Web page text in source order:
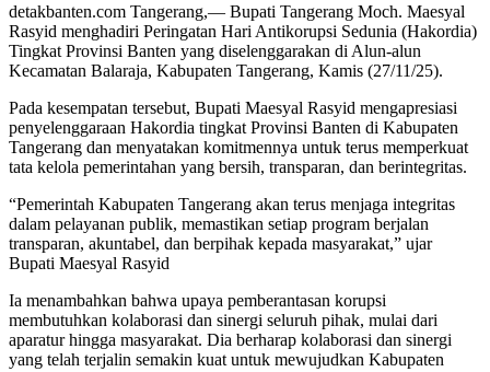
detakbanten.com Tangerang,— Bupati Tangerang Moch. Maesyal
Rasyid menghadiri Peringatan Hari Antikorupsi Sedunia (Hakordia)
Tingkat Provinsi Banten yang diselenggarakan di Alun-alun
Kecamatan Balaraja, Kabupaten Tangerang, Kamis (27/11/25).
Pada kesempatan tersebut, Bupati Maesyal Rasyid mengapresiasi
penyelenggaraan Hakordia tingkat Provinsi Banten di Kabupaten
Tangerang dan menyatakan komitmennya untuk terus memperkuat
tata kelola pemerintahan yang bersih, transparan, dan berintegritas.
“Pemerintah Kabupaten Tangerang akan terus menjaga integritas
dalam pelayanan publik, memastikan setiap program berjalan
transparan, akuntabel, dan berpihak kepada masyarakat,” ujar
Bupati Maesyal Rasyid
Ia menambahkan bahwa upaya pemberantasan korupsi
membutuhkan kolaborasi dan sinergi seluruh pihak, mulai dari
aparatur hingga masyarakat. Dia berharap kolaborasi dan sinergi
yang telah terjalin semakin kuat untuk mewujudkan Kabupaten